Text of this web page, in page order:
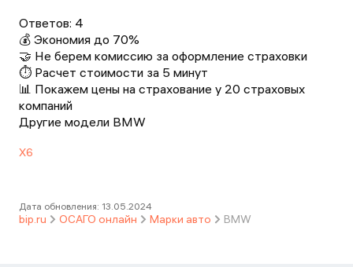
Ответов: 4
💰 Экономия до 70%
🤝 Не берем комиссию за оформление страховки
⏱️ Расчет стоимости за 5 минут
📊 Покажем цены на страхование у 20 страховых
компаний
Другие модели BMW
X6
Дата обновления: 13.05.2024
bip.ru ОСАГО онлайн Марки авто BMW